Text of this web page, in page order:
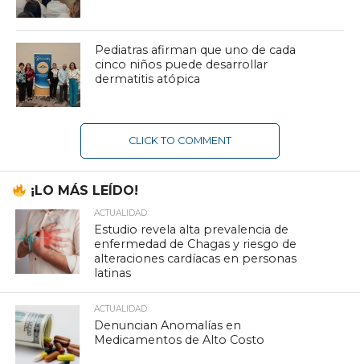
Pediatras afirman que uno de cada
cinco niños puede desarrollar
dermatitis atópica
CLICK TO COMMENT
¡LO MÁS LEÍDO!
ACTUALIDAD
Estudio revela alta prevalencia de
enfermedad de Chagas y riesgo de
alteraciones cardíacas en personas
latinas
ACTUALIDAD
Denuncian Anomalías en
Medicamentos de Alto Costo